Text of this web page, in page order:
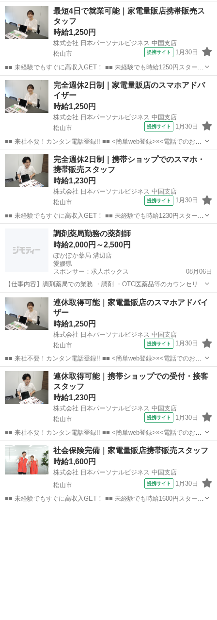
最短4日で就業可能｜家電量販店携帯販売ス
タッフ
時給1,250円
株式会社 日本パーソナルビジネス 中国支店
松山市
提携サイト 1月30日
■■ 未経験でもすぐに高収入GET！ ■■ 未経験でも時給1250円スタート
なので、すぐに高収入!! 社員登用制度もあるので、ゆくゆくは社員に
なんてキャリアアップも目指せます!! ■■ 来社不要！カンタン電話登
録!! ■■...
愛媛 松山市 店長
完全週休2日制｜家電量販店のスマホアドバ
イザー
時給1,250円
株式会社 日本パーソナルビジネス 中国支店
松山市
提携サイト 1月30日
■■ 来社不要！カンタン電話登録!! ■■ <簡単web登録>×<電話でのお仕
事紹介> で、来社なくお仕事探しが可能です♪ 基本情報を入力したら
電話で希望を伝えるだけでOK★ 営業、ラウンダー、事務のお仕事も
あります♪ ご希...
愛媛 松山市 店長
完全週休2日制｜携帯ショップでのスマホ・
携帯販売スタッフ
時給1,230円
株式会社 日本パーソナルビジネス 中国支店
松山市
提携サイト 1月30日
■■ 未経験でもすぐに高収入GET！ ■■ 未経験でも時給1230円スタート
なので、すぐに高収入!! 社員登用制度もあるので、ゆくゆくは社員に
なんてキャリアアップも目指せます!! ■■ 来社不要！カンタン電話登
松山市 店長
調剤薬局勤務の薬剤師
時給2,000円～2,500円
ぽかぽか薬局 溝辺店
愛媛県
スポンサー：求人ボックス
08月06日
【仕事内容】調剤薬局での業務 ・調剤 ・OTC医薬品等のカウンセリン
グ販売 ・接客 ・服薬指導業務等 法人の定める範囲内で業務変更の可
能性あり 転勤なし 雇用期間の定めなし 【経験・資格】<応募要件> 薬
剤師免許 大学薬学部卒業以...
アルバイト・パート
連休取得可能｜家電量販店のスマホアドバイ
ザー
時給1,250円
株式会社 日本パーソナルビジネス 中国支店
松山市
提携サイト 1月30日
■■ 来社不要！カンタン電話登録!! ■■ <簡単web登録>×<電話でのお仕
事紹介> で、来社なくお仕事探しが可能です♪ 基本情報を入力したら
電話で希望を伝えるだけでOK★ 営業、ラウンダー、事務のお仕事も
あります♪ ご希...
愛媛 松山市 店長
連休取得可能｜携帯ショップでの受付・接客
スタッフ
時給1,230円
株式会社 日本パーソナルビジネス 中国支店
松山市
提携サイト 1月30日
■■ 来社不要！カンタン電話登録!! ■■ <簡単web登録>×<電話でのお仕
事紹介> で、来社なくお仕事探しが可能です♪ 基本情報を入力したら
電話で希望を伝えるだけでOK★ 営業、ラウンダー、事務のお仕事も
あります♪ ご希...
愛媛 松山市 店長
社会保険完備｜家電量販店携帯販売スタッフ
時給1,600円
株式会社 日本パーソナルビジネス 中国支店
松山市
提携サイト 1月30日
■■ 未経験でもすぐに高収入GET！ ■■ 未経験でも時給1600円スタート